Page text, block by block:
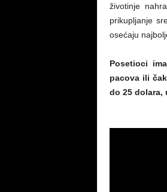
životinje
prikupljanje
osećaju
Posetioci
pacova ili
do 25 dolara,